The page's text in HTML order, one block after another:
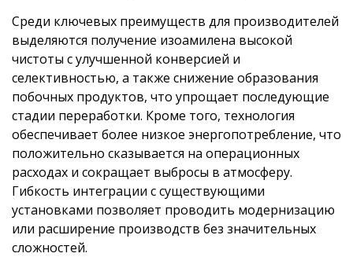
Среди ключевых преимуществ для производителей
выделяются получение изоамилена высокой
чистоты с улучшенной конверсией и
селективностью, а также снижение образования
побочных продуктов, что упрощает последующие
стадии переработки. Кроме того, технология
обеспечивает более низкое энергопотребление, что
положительно сказывается на операционных
расходах и сокращает выбросы в атмосферу.
Гибкость интеграции с существующими
установками позволяет проводить модернизацию
или расширение производств без значительных
сложностей.